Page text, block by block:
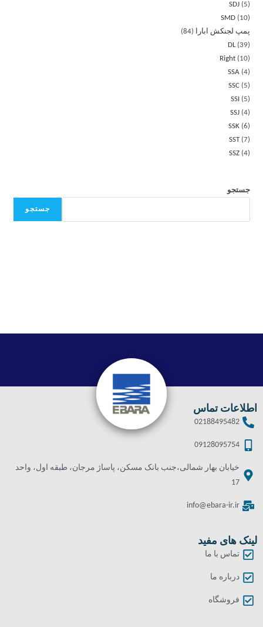
SDJ
5
SMD
10
پمپ لجنکش ابارا
84
DL 39
Right
10
SSA 4
SSC
5
SSI
5
SSJ 4
SSK 6
SST 7
SSZ 4
جستجو
جستجو
اطلاعات تماس
02188495482
09128095754
خیابان بهار شمالی،جنب بانک مسکن، پاساژ مرجان، طبقه اول، واحد
17
info@ebara-ir.ir
لینک های مفید
تماس با ما
درباره ما
فروشگاه